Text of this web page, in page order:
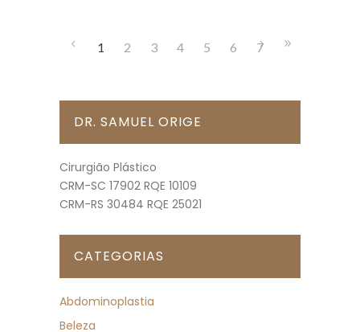
1 2 3 4 5 6 7
DR. SAMUEL ORIGE
Cirurgião Plástico
CRM-SC 17902 RQE 10109
CRM-RS 30484 RQE 25021
CATEGORIAS
Abdominoplastia
Beleza